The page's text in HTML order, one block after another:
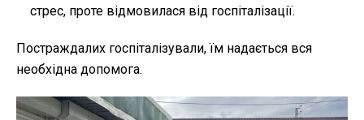
стрес, проте відмовилася від госпіталізації.
Постраждалих госпіталізували, їм надається вся
необхідна допомога.